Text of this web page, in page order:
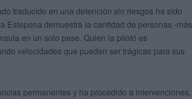
traducido en una detención sin riesgos ha sido
demuestra la cantidad de personas -más
en un solo pase. Quien la pilotó es
velocidades que pueden ser trágicas para sus
permanentes y ha procedido a intervenciones,